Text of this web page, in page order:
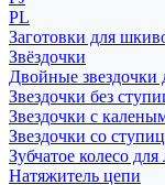
PL
Заготовки для
Звёздочки
Двойные звездочки
Звездочки без
Звездочки с
Звездочки со
Зубчатое колесо
Натяжитель цепи